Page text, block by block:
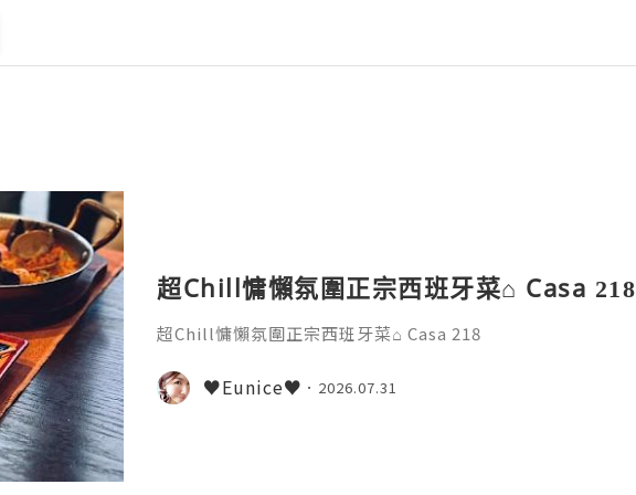
超Chill慵懶氛圍正宗西班牙菜⌂ Casa 218
超Chill慵懶氛圍正宗西班牙菜⌂ Casa 218
♥Eunice♥ 2026.07.31